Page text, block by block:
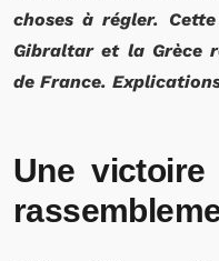
choses à régler.
Gibraltar et la Grèce
de France.
Une